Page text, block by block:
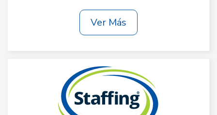
Ver Más